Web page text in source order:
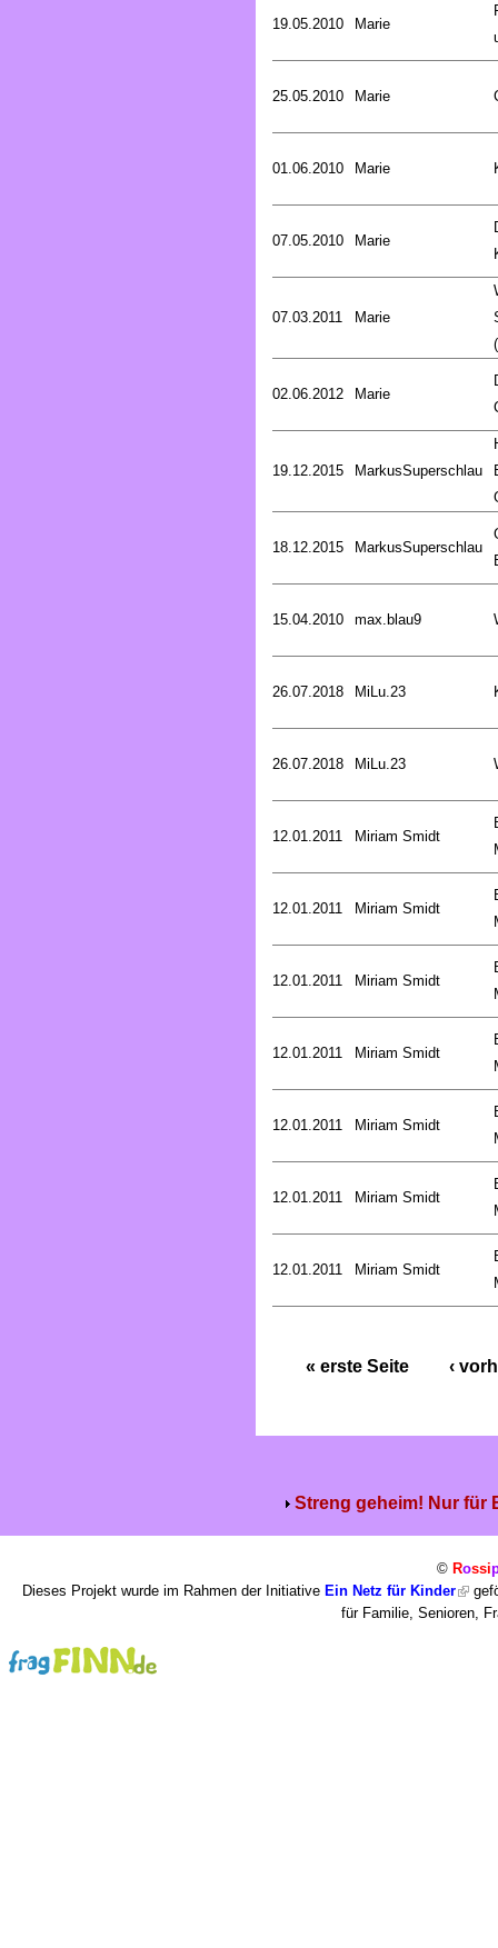
19.05.2010 Marie
25.05.2010 Marie
01.06.2010 Marie
07.05.2010 Marie
07.03.2011 Marie
02.06.2012 Marie
19.12.2015 MarkusSuperschlau
18.12.2015 MarkusSuperschlau
15.04.2010 max.blau9
26.07.2018 MiLu.23
26.07.2018 MiLu.23
12.01.2011 Miriam Smidt
12.01.2011 Miriam Smidt
12.01.2011 Miriam Smidt
12.01.2011 Miriam Smidt
12.01.2011 Miriam Smidt
12.01.2011 Miriam Smidt
12.01.2011 Miriam Smidt
« erste Seite ‹
Streng geheim! Nur für
© Rossi
Dieses Projekt wurde im Rahmen der Initiative Ein Netz für Kinder
für Familie, Senioren,